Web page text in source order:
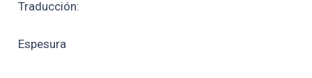
Traducción:
Espesura